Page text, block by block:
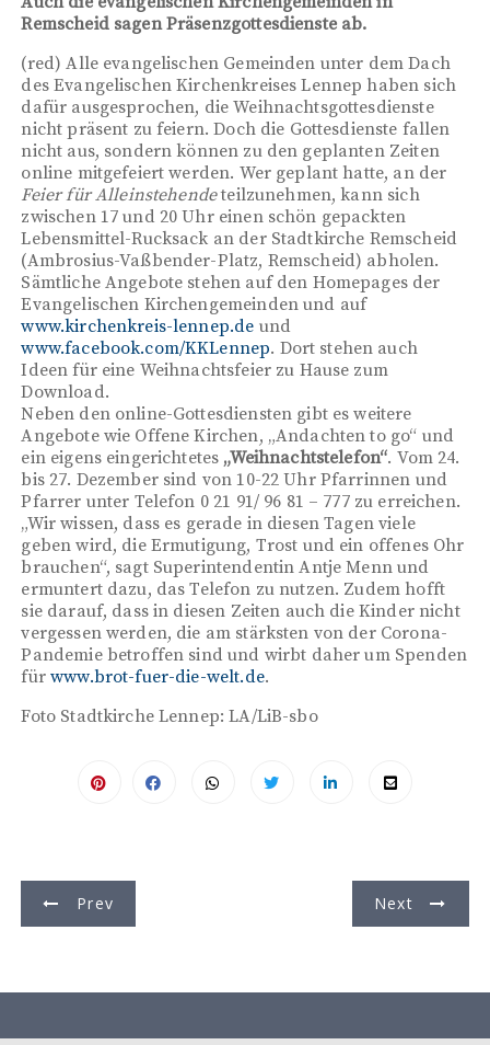
Remscheid sagen Präsenzgottesdienste ab.
(red) Alle evangelischen Gemeinden unter dem Dach
des Evangelischen Kirchenkreises Lennep haben sich
dafür ausgesprochen, die Weihnachtsgottesdienste
nicht präsent zu feiern. Doch die Gottesdienste fallen
nicht aus, sondern können zu den geplanten Zeiten
online mitgefeiert werden. Wer geplant hatte, an der
Feier für Alleinstehendeteilzunehmen, kann sich
zwischen 17 und 20 Uhr einen schön gepackten
Lebensmittel-Rucksack an der Stadtkirche Remscheid
(Ambrosius-Vaßbender-Platz, Remscheid) abholen.
Sämtliche Angebote stehen auf den Homepages der
Evangelischen Kirchengemeinden und auf
www.kirchenkreis-lennep.de und
www.facebook.com/KKLennep. Dort stehen auch
Ideen für eine Weihnachtsfeier zu Hause zum
Download.
Neben den online-Gottesdiensten gibt es weitere
Angebote wie Offene Kirchen, „Andachten to go“ und
ein eigens eingerichtetes „Weihnachtstelefon“. Vom 24.
bis 27. Dezember sind von 10-22 Uhr Pfarrinnen und
Pfarrer unter Telefon 0 21 91/ 96 81 – 777 zu erreichen.
„Wir wissen, dass es gerade in diesen Tagen viele
geben wird, die Ermutigung, Trost und ein offenes Ohr
brauchen“, sagt Superintendentin Antje Menn und
ermuntert dazu, das Telefon zu nutzen. Zudem hofft
sie darauf, dass in diesen Zeiten auch die Kinder nicht
vergessen werden, die am stärksten von der Corona-
Pandemie betroffen sind und wirbt daher um Spenden
fürwww.brot-fuer-die-welt.de.
Foto Stadtkirche Lennep: LA/LiB-sbo
e
Prev Next